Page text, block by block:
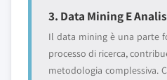
3. Data Mining E
Il data mining è una parte
processo di ricerca,
metodologia complessiva.